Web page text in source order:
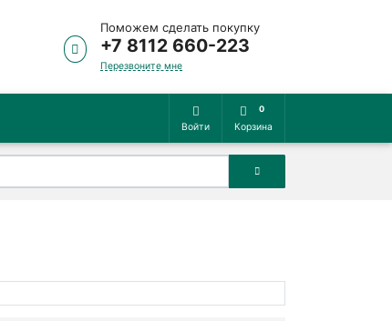
Поможем сделать покупку
+7 8112 660-223
Перезвоните мне
Войти
0
Корзина